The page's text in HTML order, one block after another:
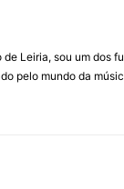
Leiria, sou um dos
pelo mundo da